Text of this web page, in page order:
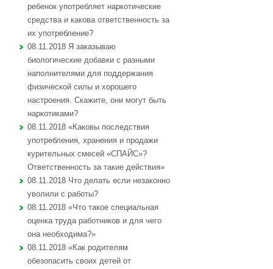
ребенок употребляет наркотические
средства и какова ответственность за
их употребление?
08.11.2018 Я заказываю
биологические добавки с разными
наполнителями для поддержания
физической силы и хорошего
настроения. Скажите, они могут быть
наркотиками?
08.11.2018 «Каковы последствия
употребления, хранения и продажи
курительных смесей «СПАЙС»?
Ответственность за такие действия»
08.11.2018 Что делать если незаконно
уволили с работы?
08.11.2018 «Что такое специальная
оценка труда работников и для чего
она необходима?»
08.11.2018 «Как родителям
обезопасить своих детей от